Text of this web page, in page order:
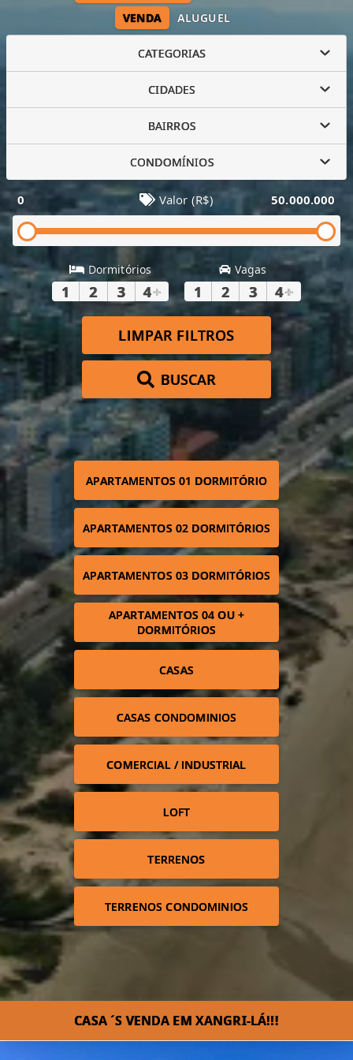
VENDA ALUGUEL
CATEGORIAS
CIDADES
BAIRROS
CONDOMÍNIOS
0 Valor (R$) 50.000.000
Dormitórios
1 2 3 4+
Vagas
1 2 3 4+
LIMPAR FILTROS
BUSCAR
APARTAMENTOS 01 DORMITÓRIO
APARTAMENTOS 02 DORMITÓRIOS
APARTAMENTOS 03 DORMITÓRIOS
APARTAMENTOS 04 OU +
DORMITÓRIOS
CASAS
CASAS CONDOMINIOS
COMERCIAL / INDUSTRIAL
LOFT
TERRENOS
TERRENOS CONDOMINIOS
CASA ´S VENDA EM XANGRI-LÁ!!!